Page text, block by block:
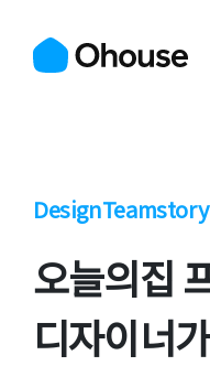
DesignTeamstory
오늘의집
디자이너